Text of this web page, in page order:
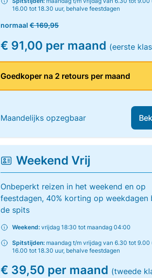
16.00 tot 18.30 uur, behalve feestdagen
normaal€ 169,95
€ 91,00 per maand (eerste
Goedkoper na 2 retours per maand
Maandelijks opzegbaar
Weekend Vrij
Onbeperkt reizen in het weekend en op
feestdagen, 40% korting op weekdagen
de spits
Weekend: vrijdag 18:30 tot maandag 04:00
Spitstijden: maandag t/m vrijdag van 6.30 tot 9.00
16.00 tot 18.30 uur, behalve feestdagen
€ 39,50 per maand (tweede